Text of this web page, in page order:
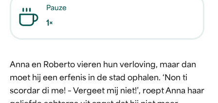
Pauze
1×
Anna en Roberto vieren hun verloving, maar dan
moet hij een erfenis in de stad ophalen. ‘Non ti
scordar di me! – Vergeet mij niet!’, roept Anna haar